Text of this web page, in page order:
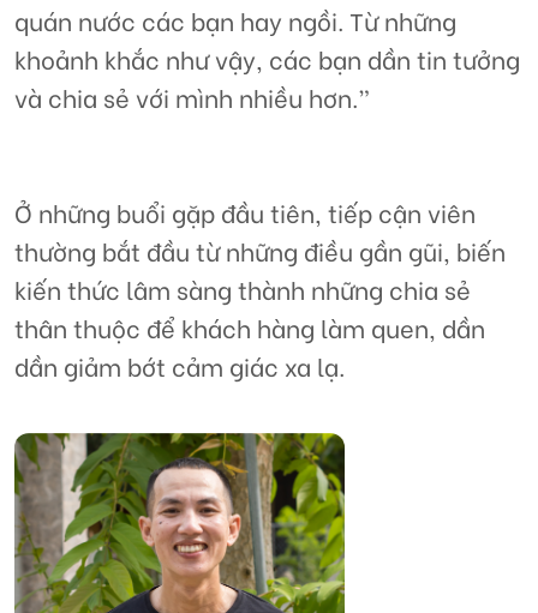
quán nước các bạn hay ngồi. Từ những
khoảnh khắc như vậy, các bạn dần tin tưởng
và chia sẻ với mình nhiều hơn.”
Ở những buổi gặp đầu tiên, tiếp cận viên
thường bắt đầu từ những điều gần gũi, biến
kiến thức lâm sàng thành những chia sẻ
thân thuộc để khách hàng làm quen, dần
dần giảm bớt cảm giác xa lạ.